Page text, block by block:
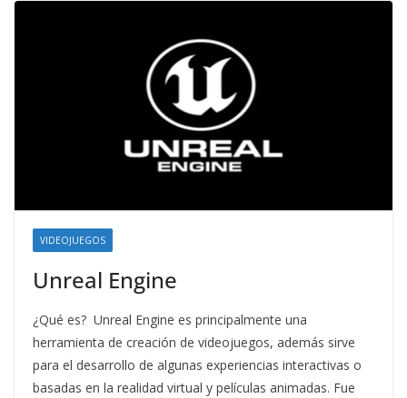
VIDEOJUEGOS
Unreal Engine
¿Qué es? Unreal Engine es principalmente una
herramienta de creación de videojuegos, además sirve
para el desarrollo de algunas experiencias interactivas o
basadas en la realidad virtual y películas animadas. Fue